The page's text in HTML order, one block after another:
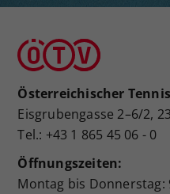
Österreichischer
Eisgrubengasse 2–6/2,
Tel.: +43 1 865 45 06 - 0
Öffnungszeiten:
Montag bis Donnerstag: